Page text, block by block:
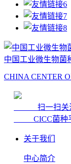
中国工业微生物菌
CHINA CENTER
扫一扫关
CICC菌种
关于我们
中心简介